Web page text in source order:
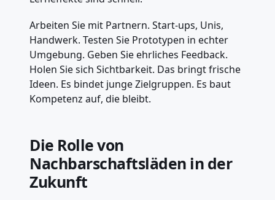
Arbeiten Sie mit Partnern. Start-ups, Unis,
Handwerk. Testen Sie Prototypen in echter
Umgebung. Geben Sie ehrliches Feedback.
Holen Sie sich Sichtbarkeit. Das bringt frische
Ideen. Es bindet junge Zielgruppen. Es baut
Kompetenz auf, die bleibt.
Die Rolle von
Nachbarschaftsläden in der
Zukunft